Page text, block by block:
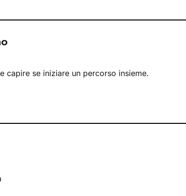
capire se iniziare un percorso insieme.